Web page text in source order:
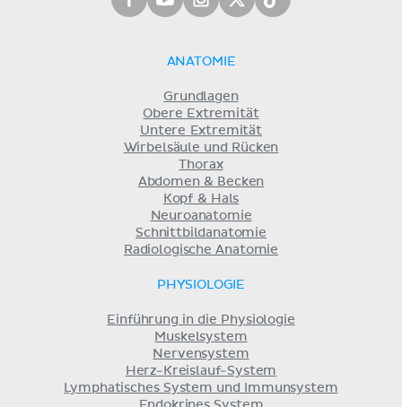
ANATOMIE
Grundlagen
Obere Extremität
Untere Extremität
Wirbelsäule und Rücken
Thorax
Abdomen & Becken
Kopf & Hals
Neuroanatomie
Schnittbildanatomie
Radiologische Anatomie
PHYSIOLOGIE
Einführung in die Physiologie
Muskelsystem
Nervensystem
Herz-Kreislauf-System
Lymphatisches System und Immunsystem